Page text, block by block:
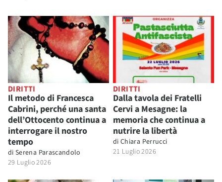
DIRITTI
Il metodo di Francesca
Cabrini, perché una santa
dell’Ottocento continua a
interrogare il nostro
tempo
di Serena Parascandolo
29 Luglio 2026
DIRITTI
Dalla tavola dei Fratelli
Cervi a Mesagne: la
memoria che continua a
nutrire la libertà
di Chiara Perrucci
21 Luglio 2026